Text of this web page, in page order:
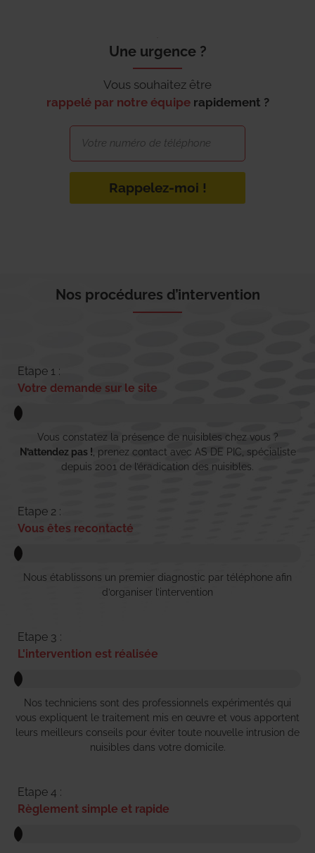
Une urgence ?
Vous souhaitez être
rappelé par notre équipe rapidement ?
Rappelez-moi !
Nos procédures d’intervention
Etape 1 :
Votre demande sur le site
Vous constatez la présence de nuisibles chez vous ?
N’attendez pas ! , prenez contact avec AS DE PIC, spécialiste
depuis 2001 de l’éradication des nuisibles.
Etape 2 :
Vous êtes recontacté
Nous établissons un premier diagnostic par téléphone afin
d’organiser l’intervention
Etape 3 :
L'intervention est réalisée
Nos techniciens sont des professionnels expérimentés qui
vous expliquent le traitement mis en œuvre et vous apportent
leurs meilleurs conseils pour éviter toute nouvelle intrusion de
nuisibles dans votre domicile.
Etape 4 :
Règlement simple et rapide